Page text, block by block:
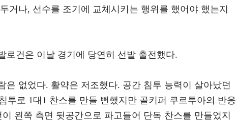
거나, 선수를 조기에 교체시키는 행위를 했어야 했는지
로건은 이날 경기에 당연히 선발 출전했다.
은 없었다. 활약은 저조했다. 공간 침투 능력이 살아났던
투로 1대1 찬스를 만들 뻔했지만 골키퍼 쿠르투아의 반응
왼쪽 측면 뒷공간으로 파고들어 단독 찬스를 만들었지